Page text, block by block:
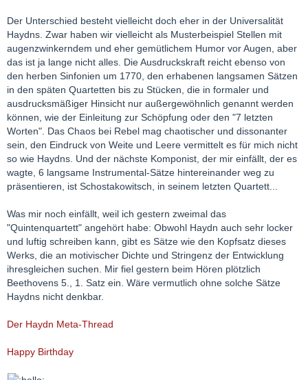
Der Unterschied besteht vielleicht doch eher in der Universalität
Haydns. Zwar haben wir vielleicht als Musterbeispiel Stellen mit
augenzwinkerndem und eher gemütlichem Humor vor Augen, aber
das ist ja lange nicht alles. Die Ausdruckskraft reicht ebenso von
den herben Sinfonien um 1770, den erhabenen langsamen Sätzen
in den späten Quartetten bis zu Stücken, die in formaler und
ausdrucksmäßiger Hinsicht nur außergewöhnlich genannt werden
können, wie der Einleitung zur Schöpfung oder den "7 letzten
Worten". Das Chaos bei Rebel mag chaotischer und dissonanter
sein, den Eindruck von Weite und Leere vermittelt es für mich nicht
so wie Haydns. Und der nächste Komponist, der mir einfällt, der es
wagte, 6 langsame Instrumental-Sätze hintereinander weg zu
präsentieren, ist Schostakowitsch, in seinem letzten Quartett...
Was mir noch einfällt, weil ich gestern zweimal das
"Quintenquartett" angehört habe: Obwohl Haydn auch sehr locker
und luftig schreiben kann, gibt es Sätze wie den Kopfsatz dieses
Werks, die an motivischer Dichte und Stringenz der Entwicklung
ihresgleichen suchen. Mir fiel gestern beim Hören plötzlich
Beethovens 5., 1. Satz ein. Wäre vermutlich ohne solche Sätze
Haydns nicht denkbar.
Der Haydn Meta-Thread
Happy Birthday